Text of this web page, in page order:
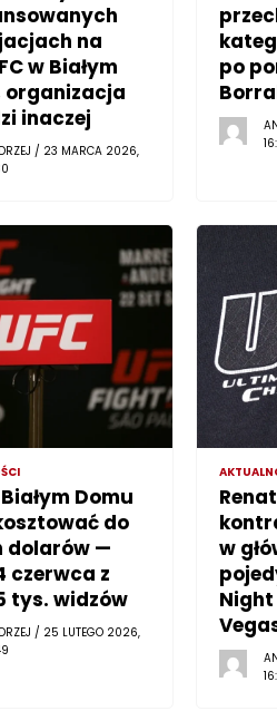
na
w Białym
organizacja
inaczej
/ 23 MARCA 2026,
po
Domu
do
dolarów —
czerwca z
tys. widzów
/ 25 LUTEGO 2026,
w
Night